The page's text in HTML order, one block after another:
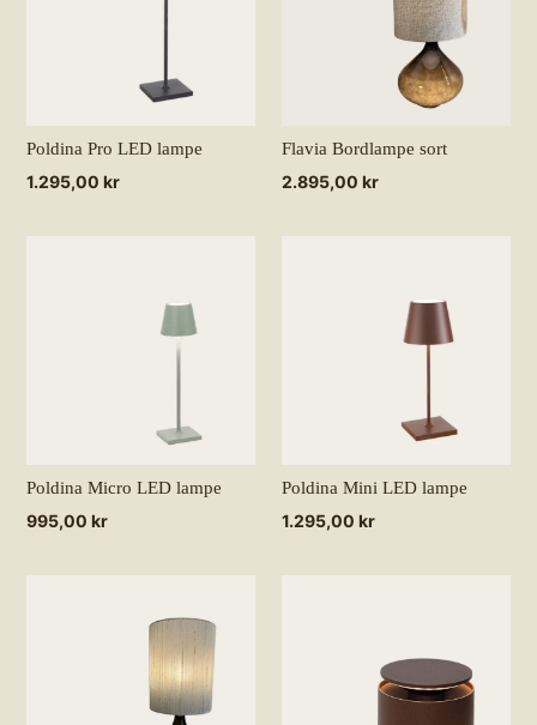
Poldina Pro LED lampe
Normalpris
1.295,00 kr
Flavia Bordlampe sort
Normalpris
2.895,00 kr
Poldina Micro LED lampe
Normalpris
995,00 kr
Poldina Mini LED lampe
Normalpris
1.295,00 kr